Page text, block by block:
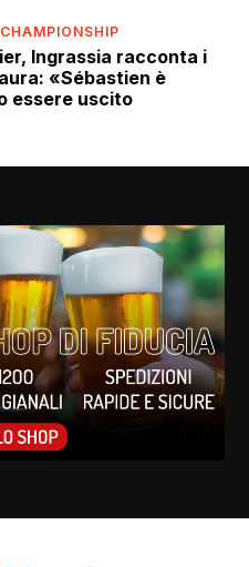
Ingrassia racconta i
«Sébastien è
essere uscito